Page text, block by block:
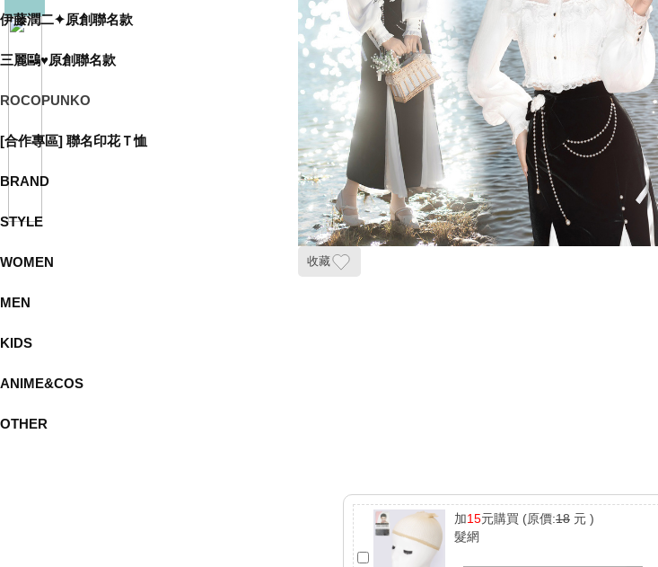
伊藤潤二✦原創聯名款
三麗鷗♥原創聯名款
ROCOPUNKO
[合作專區] 聯名印花Ｔ恤
BRAND
STYLE
WOMEN
MEN
KIDS
ANIME&COS
OTHER
收藏
加15元購買 (原價:18 元 )
髮網